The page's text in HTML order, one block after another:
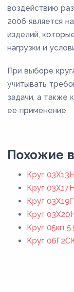
воздействию
2006 является
изделий,
нагрузки и
При выборе
учитывать
задачи, а также
ее применение.
Похожие
Круг
Круг
Круг
Круг
Круг 05кп
Круг